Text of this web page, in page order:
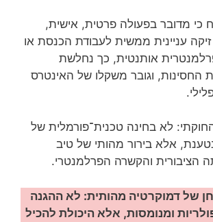
כי מדובר בפעולה פרטית, אישית,
עניינית ממשית לעבודת הכנסת או
אותנטית, כך נחלשת
וגובר משקלו של האינטרס
לא בחינה טכנית־פורמלית של
אלא בירור מהותי של טיב
הציבורית והקשרה הפרלמנטרי.
של דמוקרטיה מהותית: לא ההגנה
ומנומסות, אלא היכולת להכיל